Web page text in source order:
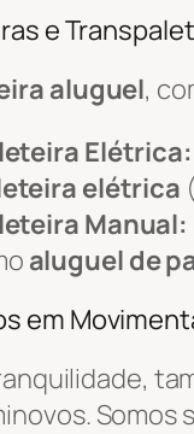
e
aluguel,
Elétrica:
elétrica
Manual:
aluguel de
em
Somos